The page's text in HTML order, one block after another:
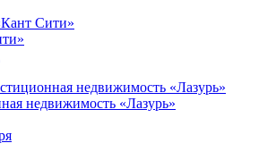
недвижимость «Лазурь»